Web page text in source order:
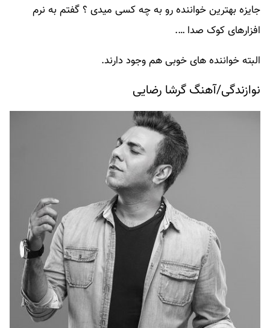
جایزه بهترین خواننده رو به چه کسی میدی ؟ گفتم به نرم
افزارهای کوک صدا ….
البته خواننده های خوبی هم وجود دارند.
نوازندگی/آهنگ گرشا رضایی